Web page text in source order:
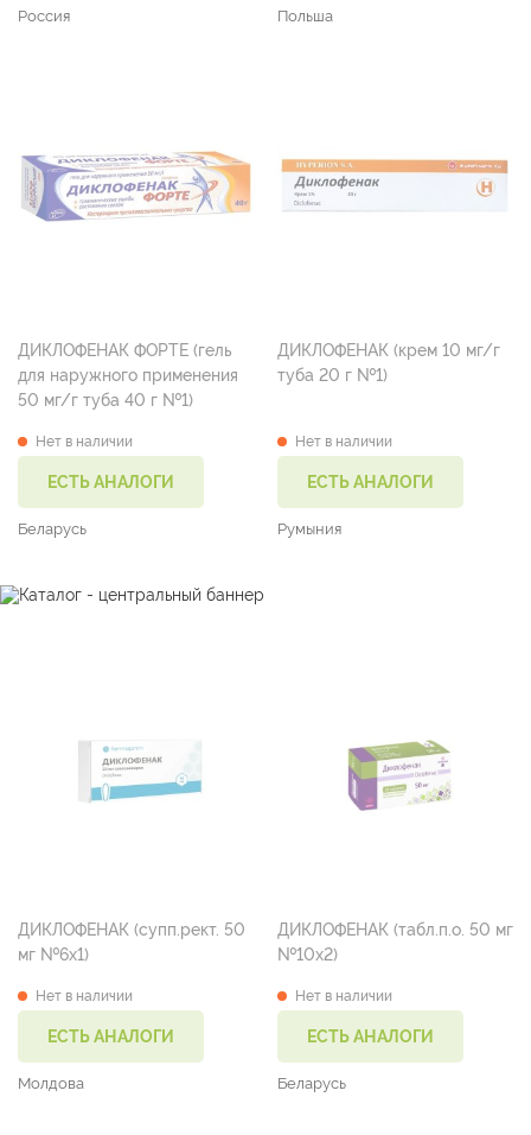
Россия Польша
ДИКЛОФЕНАК ФОРТЕ (гель
для наружного применения
50 мг/г туба 40 г №1)
Нет в наличии
ЕСТЬ АНАЛОГИ
Беларусь
ДИКЛОФЕНАК (крем 10 мг/г
туба 20 г №1)
Нет в наличии
ЕСТЬ АНАЛОГИ
Румыния
ДИКЛОФЕНАК (супп.рект. 50
мг №6х1)
Нет в наличии
ЕСТЬ АНАЛОГИ
Молдова
ДИКЛОФЕНАК (табл.п.о. 50 мг
№10х2)
Нет в наличии
ЕСТЬ АНАЛОГИ
Беларусь